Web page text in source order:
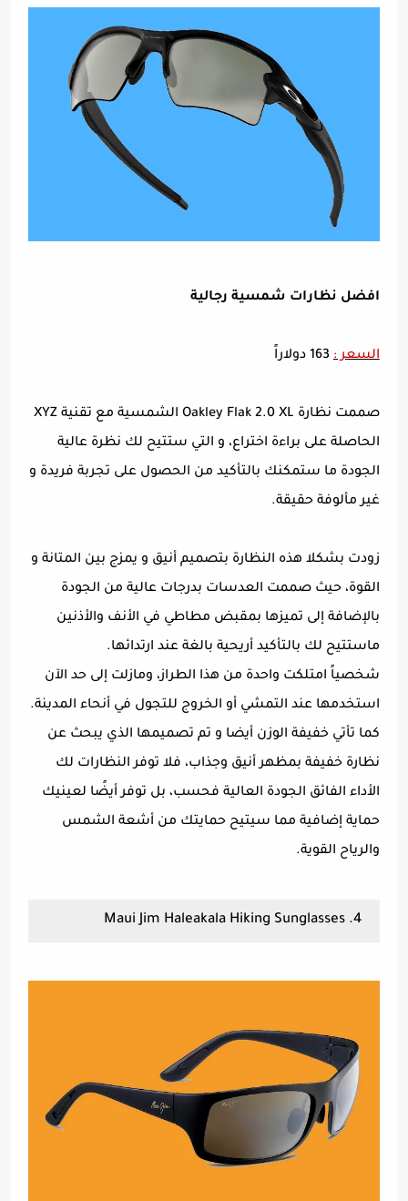
افضل نظارات شمسية رجالية
السعر :163 دولاراً
صممت نظارة Oakley Flak 2.0 XL الشمسية مع تقنية XYZ
الحاصلة على براءة اختراع، و التي ستتيح لك نظرة عالية
الجودة ما ستمكنك بالتأكيد من الحصول على تجربة فريدة و
غير مألوفة حقيقة.
زودت بشكلا هذه النظارة بتصميم أنيق و يمزج بين المتانة و
القوة، حيث صممت العدسات بدرجات عالية من الجودة
بالإضافة إلى تميزها بمقبض مطاطي في الأنف والأذنين
ماستتيح لك بالتأكيد أريحية بالغة عند ارتدائها.
شخصياً امتلكت واحدة من هذا الطراز، ومازلت إلى حد الآن
استخدمها عند التمشي أو الخروج للتجول في أنحاء المدينة.
كما تأتي خفيفة الوزن أيضا و تم تصميمها الذي يبحث عن
نظارة خفيفة بمظهر أنيق وجذاب، فلا توفر النظارات لك
الأداء الفائق الجودة العالية فحسب، بل توفر أيضًا لعينيك
حماية إضافية مما سيتيح حمايتك من أشعة الشمس
والرياح القوية.
4. Maui Jim Haleakala Hiking Sunglasses